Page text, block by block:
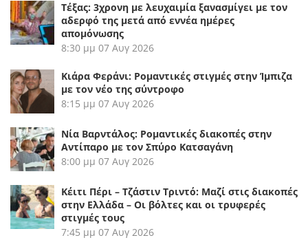
Τέξας: 3χρονη με λευχαιμία ξανασμίγει με τον
αδερφό της μετά από εννέα ημέρες
απομόνωσης
8:30 μμ 07 Αυγ 2026
Κιάρα Φεράνι: Ρομαντικές στιγμές στην Ίμπιζα
με τον νέο της σύντροφο
8:15 μμ 07 Αυγ 2026
Νία Βαρντάλος: Ρομαντικές διακοπές στην
Αντίπαρο με τον Σπύρο Κατσαγάνη
8:00 μμ 07 Αυγ 2026
Κέιτι Πέρι – Τζάστιν Τριντό: Μαζί στις διακοπές
στην Ελλάδα – Οι βόλτες και οι τρυφερές
στιγμές τους
7:45 μμ 07 Αυγ 2026